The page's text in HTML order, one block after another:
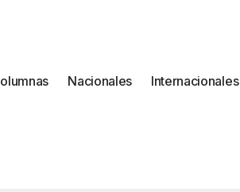
Nacionales Internacionales